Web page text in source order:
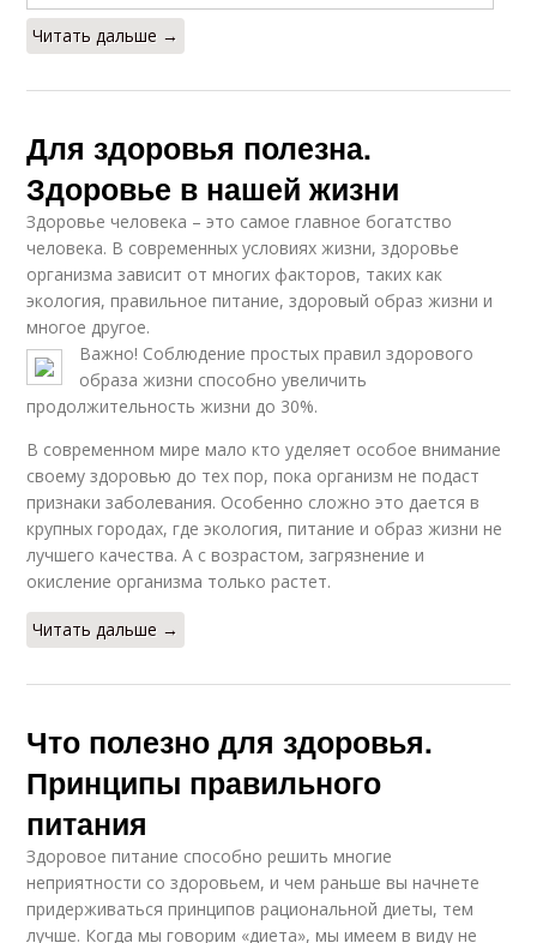
Читать дальше →
Для здоровья полезна.
Здоровье в нашей жизни
Здоровье человека – это самое главное богатство
человека. В современных условиях жизни, здоровье
организма зависит от многих факторов, таких как
экология, правильное питание, здоровый образ жизни и
многое другое.
Важно! Соблюдение простых правил здорового
образа жизни способно увеличить
продолжительность жизни до 30%.
В современном мире мало кто уделяет особое внимание
своему здоровью до тех пор, пока организм не подаст
признаки заболевания. Особенно сложно это дается в
крупных городах, где экология, питание и образ жизни не
лучшего качества. А с возрастом, загрязнение и
окисление организма только растет.
Читать дальше →
Что полезно для здоровья.
Принципы правильного
питания
Здоровое питание способно решить многие
неприятности со здоровьем, и чем раньше вы начнете
придерживаться принципов рациональной диеты, тем
лучше. Когда мы говорим «диета», мы имеем в виду не